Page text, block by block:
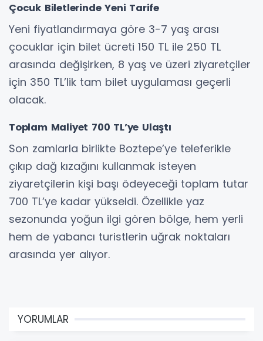
Çocuk Biletlerinde Yeni Tarife
Yeni fiyatlandırmaya göre 3-7 yaş arası
çocuklar için bilet ücreti 150 TL ile 250 TL
arasında değişirken, 8 yaş ve üzeri ziyaretçiler
için 350 TL’lik tam bilet uygulaması geçerli
olacak.
Toplam Maliyet 700 TL’ye Ulaştı
Son zamlarla birlikte Boztepe’ye teleferikle
çıkıp dağ kızağını kullanmak isteyen
ziyaretçilerin kişi başı ödeyeceği toplam tutar
700 TL’ye kadar yükseldi. Özellikle yaz
sezonunda yoğun ilgi gören bölge, hem yerli
hem de yabancı turistlerin uğrak noktaları
arasında yer alıyor.
YORUMLAR